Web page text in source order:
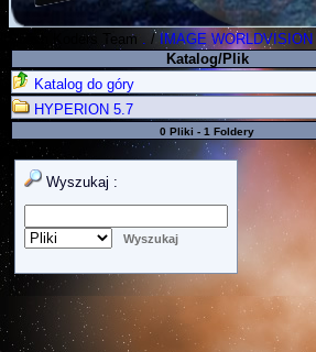
Polish Koders Team /IMAGE WORLDVISION
Katalog/Plik
Katalog do góry
HYPERION 5.7
0 Pliki - 1 Foldery
Wyszukaj :